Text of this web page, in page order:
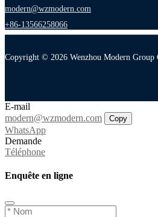
modern@wzmodern.com
+86-13566258066
Copyright © 2026 Wenzhou Modern
E-mail
modern@wzmodern.com
Copy
WhatsApp
Demande
Téléphone
Enquête en ligne